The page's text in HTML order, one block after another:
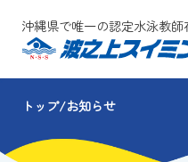
沖縄県で唯一の認定水泳教師
スクールについて
トップ お知らせ